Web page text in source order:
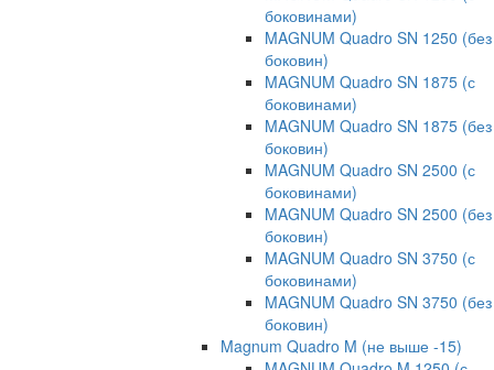
боковинами)
MAGNUM Quadro SN 1250 (без
боковин)
MAGNUM Quadro SN 1875 (с
боковинами)
MAGNUM Quadro SN 1875 (без
боковин)
MAGNUM Quadro SN 2500 (с
боковинами)
MAGNUM Quadro SN 2500 (без
боковин)
MAGNUM Quadro SN 3750 (с
боковинами)
MAGNUM Quadro SN 3750 (без
боковин)
Magnum Quadro M (не выше -15)